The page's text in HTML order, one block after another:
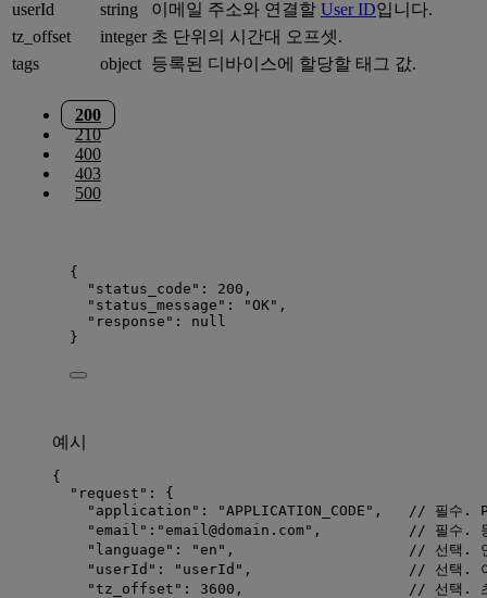
userId string 이메일 주소와 연결할 User ID입니다.
tz_offset
integer 초 단위의 시간대 오프셋.
tags
object 등록된 디바이스에 할당할 태그 값.
200
210
400
403
500
{
"status_code" : 200 ,
"status_message" : "OK" ,
"response" : null
}
예시
{
"request" : {
"application" : "APPLICATION_CODE " ,
// 필수.
"email" : " email@domain.com" ,
// 필수.
"language" : " en " ,
// 선택.
"userId" : " userId " ,
// 선택.
"tz_offset" : 3600 ,
// 선택.